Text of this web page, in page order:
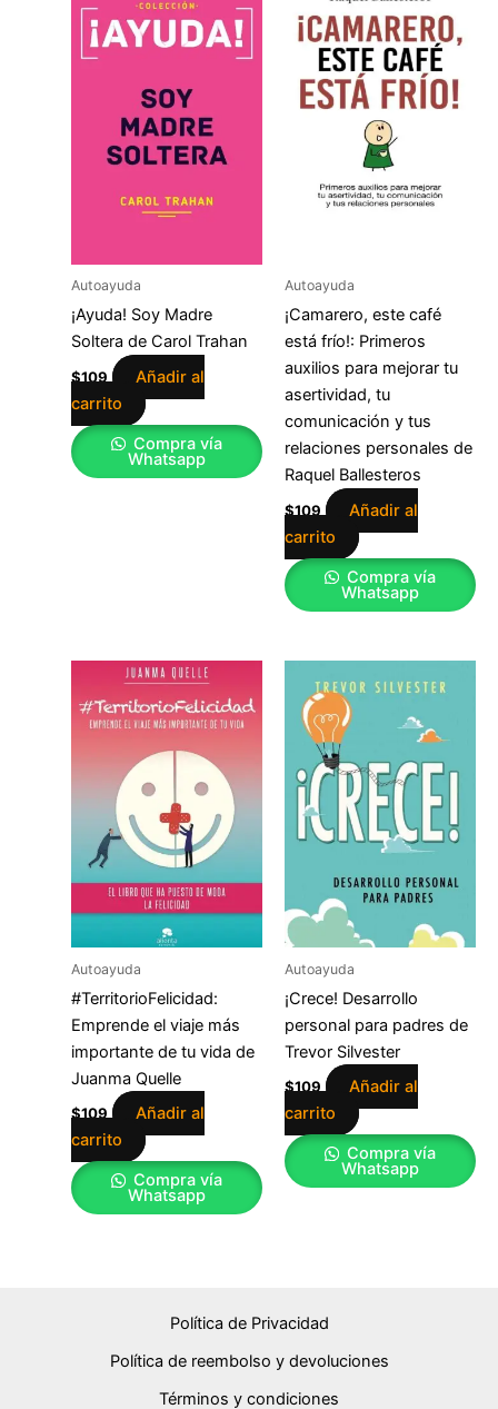
Autoayuda
¡Ayuda! Soy Madre
Soltera de Carol Trahan
$109
Añadir al
carrito
Compra vía
Whatsapp
Autoayuda
¡Camarero, este café
está frío!: Primeros
auxilios para mejorar tu
asertividad, tu
comunicación y tus
relaciones personales de
Raquel Ballesteros
$109
Añadir al
carrito
Compra vía
Whatsapp
Autoayuda
#TerritorioFelicidad:
Emprende el viaje más
importante de tu vida de
Juanma Quelle
$109
Añadir al
carrito
Compra vía
Whatsapp
Autoayuda
¡Crece! Desarrollo
personal para padres de
Trevor Silvester
$109
Añadir al
carrito
Compra vía
Whatsapp
Política de Privacidad
Política de reembolso y devoluciones
Términos y condiciones